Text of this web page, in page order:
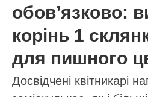
обов’язково:
корінь 1
для пишного
Досвідчені квітникарі